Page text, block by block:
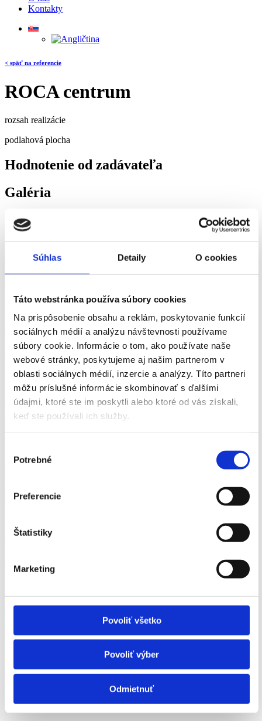
Súhlas Detaily O cookies
Táto webstránka používa súbory cookies
Na prispôsobenie obsahu a reklám, poskytovanie funkcií
sociálnych médií a analýzu návštevnosti používame
súbory cookie. Informácie o tom, ako používate naše
webové stránky, poskytujeme aj našim partnerom v
oblasti sociálnych médií, inzercie a analýzy. Títo partneri
môžu príslušné informácie skombinovať s ďalšími
údajmi, ktoré ste im poskytli alebo ktoré od vás získali,
keď ste používali ich služby.
súhlasu
Potrebné
Preferencie
Štatistiky
Marketing
Povoliť všetko
Povoliť výber
Odmietnuť
Kontakty
< späť na referencie
ROCA centrum
rozsah realizácie
podlahová plocha
Hodnotenie od zadávateľa
Galéria
Spoznajte naše ďalšie referencie
VSE – administratívna budova
FLORIAN residence
Bratislava, Slovensko
ČEREŠNE LIVING
Prešov, Košice
Košice, Slovensko
Bratislava, Slovensko
Žilina, Slovensko